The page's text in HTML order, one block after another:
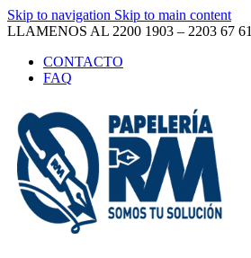
Skip to navigation Skip to main content
LLAMENOS AL 2200 1903 – 2203 67 61
CONTACTO
FAQ